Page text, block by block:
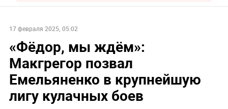
17 февраля 2025, 05:02
«Фёдор, мы ждём»:
Макгрегор позвал
Емельяненко в крупнейшую
лигу кулачных боев